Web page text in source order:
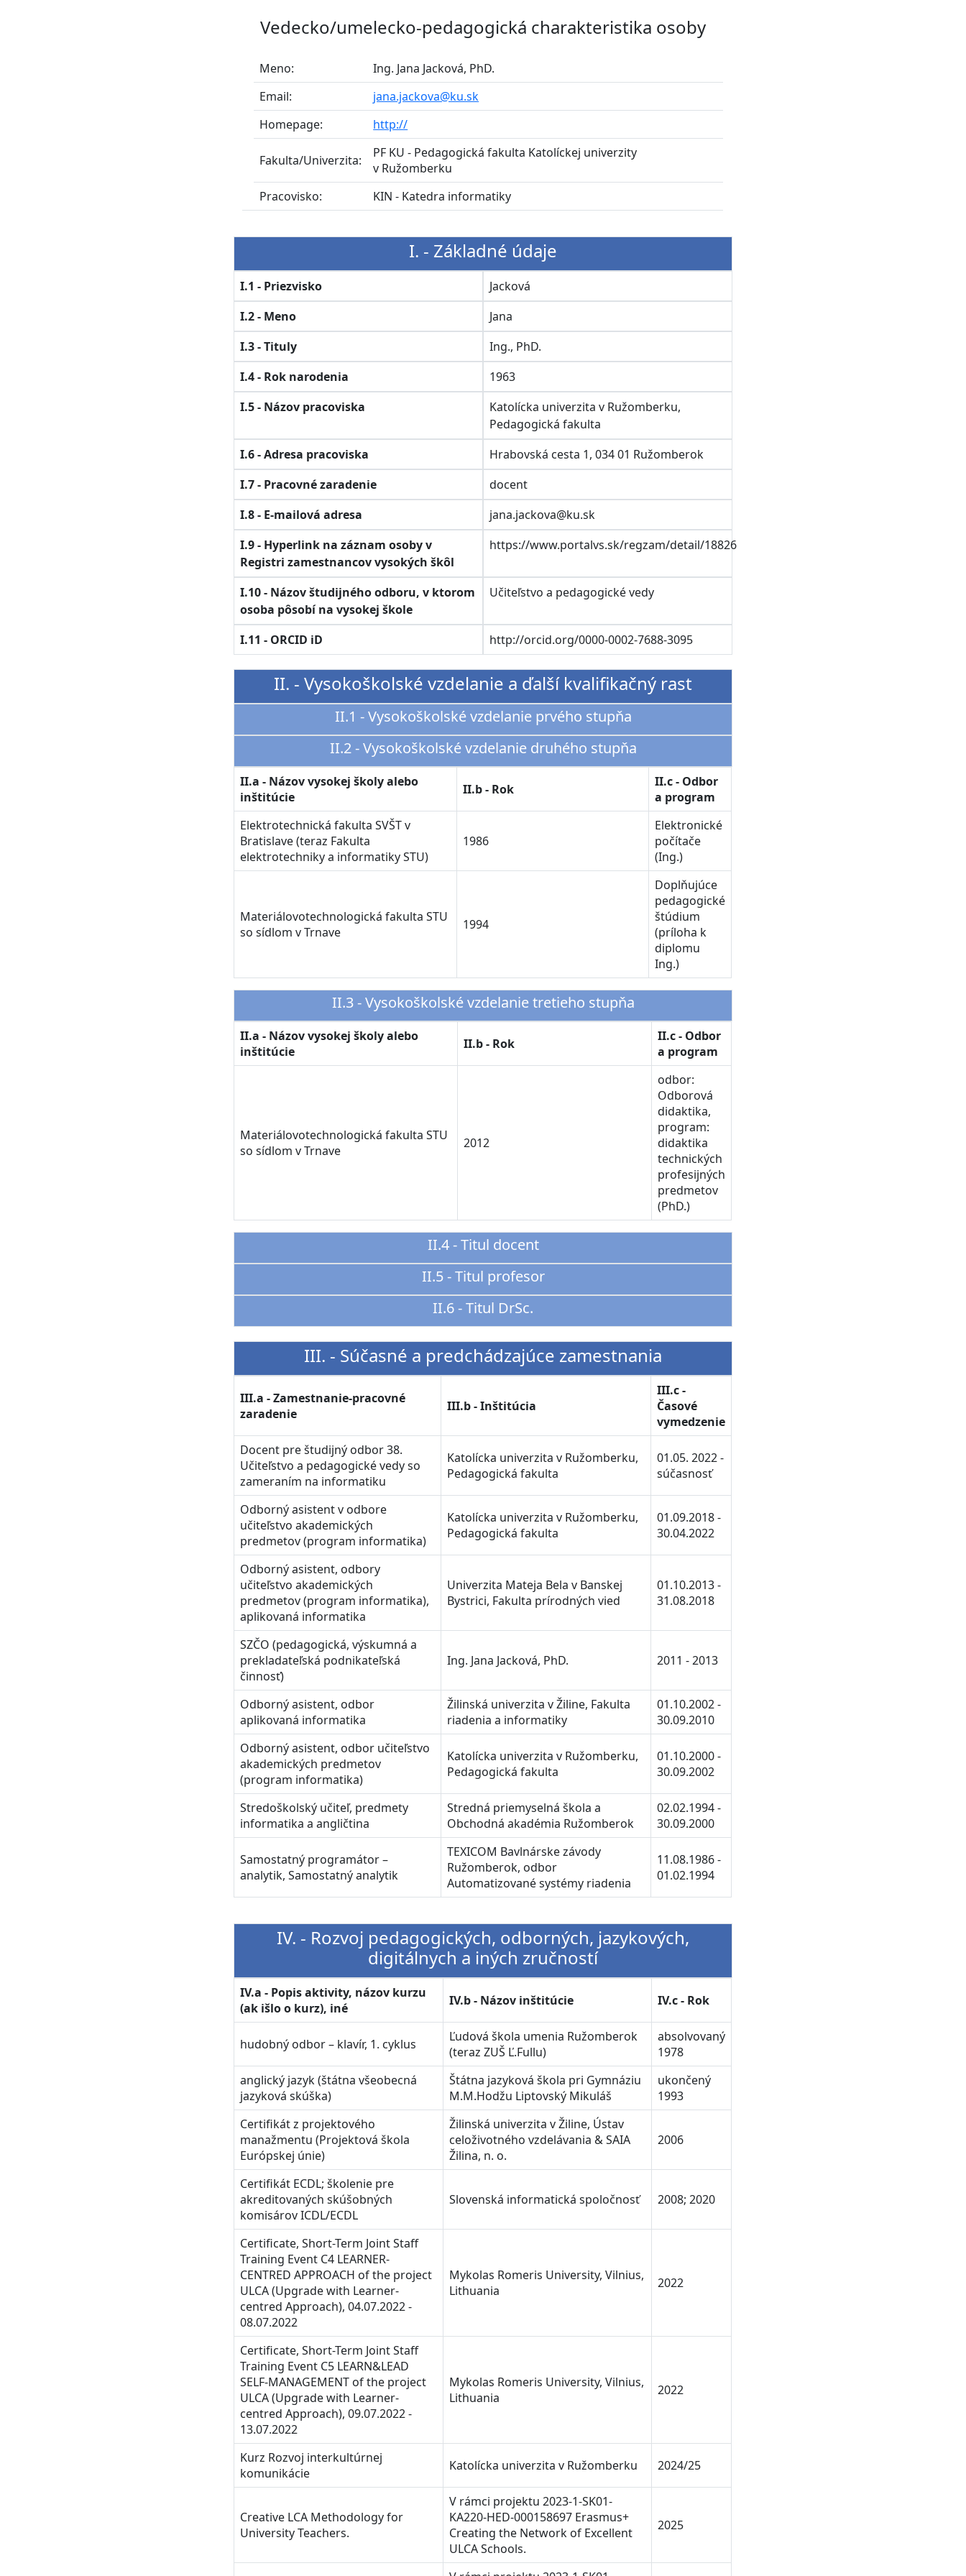
Vedecko/umelecko-pedagogická charakteristika osoby
Meno:
Ing. Jana Jacková, PhD.
Email:
jana.jackova@ku.sk
Homepage:
http://
Fakulta/Univerzita:
PF KU - Pedagogická fakulta Katolíckej univerzity
v Ružomberku
Pracovisko:
KIN - Katedra informatiky
I. - Základné údaje
I.1 - Priezvisko
Jacková
I.2 - Meno
Jana
I.3 - Tituly
Ing., PhD.
I.4 - Rok narodenia
1963
I.5 - Názov pracoviska
Katolícka univerzita v Ružomberku,
Pedagogická fakulta
I.6 - Adresa pracoviska
Hrabovská cesta 1, 034 01 Ružomberok
I.7 - Pracovné zaradenie
docent
I.8 - E-mailová adresa
jana.jackova@ku.sk
I.9 - Hyperlink na záznam osoby v
Registri zamestnancov vysokých škôl
https://www.portalvs.sk/regzam/detail/18826
I.10 - Názov študijného odboru, v ktorom
osoba pôsobí na vysokej škole
Učiteľstvo a pedagogické vedy
I.11 - ORCID iD http://orcid.org/0000-0002-7688-3095
II. - Vysokoškolské vzdelanie a ďalší kvalifikačný rast
II.1 - Vysokoškolské vzdelanie prvého stupňa
II.2 - Vysokoškolské vzdelanie druhého stupňa
II.a - Názov vysokej školy alebo
inštitúcie
II.b - Rok
II.c - Odbor
a program
Elektrotechnická fakulta SVŠT v
Bratislave (teraz Fakulta
elektrotechniky a informatiky STU)
1986
Elektronické
počítače
(Ing.)
Materiálovotechnologická fakulta STU
so sídlom v Trnave
1994
Doplňujúce
pedagogické
štúdium
(príloha k
diplomu
Ing.)
II.3 - Vysokoškolské vzdelanie tretieho stupňa
II.a - Názov vysokej školy alebo
inštitúcie
II.b - Rok
II.c - Odbor
a program
Materiálovotechnologická fakulta STU
so sídlom v Trnave
2012
odbor:
Odborová
didaktika,
program:
didaktika
technických
profesijných
predmetov
(PhD.)
II.4 - Titul docent
II.5 - Titul profesor
II.6 - Titul DrSc.
III. - Súčasné a predchádzajúce zamestnania
III.a - Zamestnanie-pracovné
zaradenie
III.b - Inštitúcia
III.c -
Časové
vymedzenie
Docent pre študijný odbor 38.
Učiteľstvo a pedagogické vedy so
zameraním na informatiku
Katolícka univerzita v Ružomberku,
Pedagogická fakulta
01.05. 2022 -
súčasnosť
Odborný asistent v odbore
učiteľstvo akademických
predmetov (program informatika)
Katolícka univerzita v Ružomberku,
Pedagogická fakulta
01.09.2018 -
30.04.2022
Odborný asistent, odbory
učiteľstvo akademických
predmetov (program informatika),
aplikovaná informatika
Univerzita Mateja Bela v Banskej
Bystrici, Fakulta prírodných vied
01.10.2013 -
31.08.2018
SZČO (pedagogická, výskumná a
prekladateľská podnikateľská
činnosť)
Ing. Jana Jacková, PhD. 2011 - 2013
Odborný asistent, odbor
aplikovaná informatika
Žilinská univerzita v Žiline, Fakulta
riadenia a informatiky
01.10.2002 -
30.09.2010
Odborný asistent, odbor učiteľstvo
akademických predmetov
(program informatika)
Katolícka univerzita v Ružomberku,
Pedagogická fakulta
01.10.2000 -
30.09.2002
Stredoškolský učiteľ, predmety
informatika a angličtina
Stredná priemyselná škola a
Obchodná akadémia Ružomberok
02.02.1994 -
30.09.2000
Samostatný programátor –
analytik, Samostatný analytik
TEXICOM Bavlnárske závody
Ružomberok, odbor
Automatizované systémy riadenia
11.08.1986 -
01.02.1994
IV. - Rozvoj pedagogických, odborných, jazykových,
digitálnych a iných zručností
IV.a - Popis aktivity, názov kurzu
(ak išlo o kurz), iné
IV.b - Názov inštitúcie IV.c - Rok
hudobný odbor – klavír, 1. cyklus
Ľudová škola umenia Ružomberok
(teraz ZUŠ Ľ.Fullu)
absolvovaný
1978
anglický jazyk (štátna všeobecná
jazyková skúška)
Štátna jazyková škola pri Gymnáziu
M.M.Hodžu Liptovský Mikuláš
ukončený
1993
Certifikát z projektového
manažmentu (Projektová škola
Európskej únie)
Žilinská univerzita v Žiline, Ústav
celoživotného vzdelávania & SAIA
Žilina, n. o.
2006
Certifikát ECDL; školenie pre
akreditovaných skúšobných
komisárov ICDL/ECDL
Slovenská informatická spoločnosť 2008; 2020
Certificate, Short-Term Joint Staff
Training Event C4 LEARNER-
CENTRED APPROACH of the project
ULCA (Upgrade with Learner-
centred Approach), 04.07.2022 -
08.07.2022
Mykolas Romeris University, Vilnius,
Lithuania
2022
Certificate, Short-Term Joint Staff
Training Event C5 LEARN&LEAD
SELF-MANAGEMENT of the project
ULCA (Upgrade with Learner-
centred Approach), 09.07.2022 -
13.07.2022
Mykolas Romeris University, Vilnius,
Lithuania
2022
Kurz Rozvoj interkultúrnej
komunikácie
Katolícka univerzita v Ružomberku 2024/25
Creative LCA Methodology for
University Teachers.
V rámci projektu 2023-1-SK01-
KA220-HED-000158697 Erasmus+
Creating the Network of Excellent
ULCA Schools.
2025